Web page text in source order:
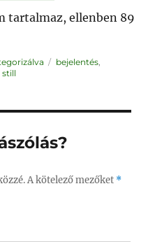
tartalmaz, ellenben 89
Címke
bejelentés,
still
A kötelező mezőket *